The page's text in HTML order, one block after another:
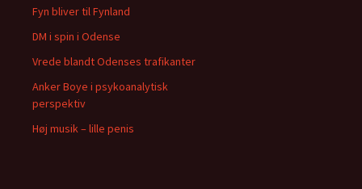
Fyn bliver til Fynland
DM i spin i Odense
Vrede blandt Odenses trafikanter
Anker Boye i psykoanalytisk
perspektiv
Høj musik – lille penis